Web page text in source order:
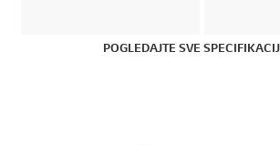
POGLEDAJTE SVE